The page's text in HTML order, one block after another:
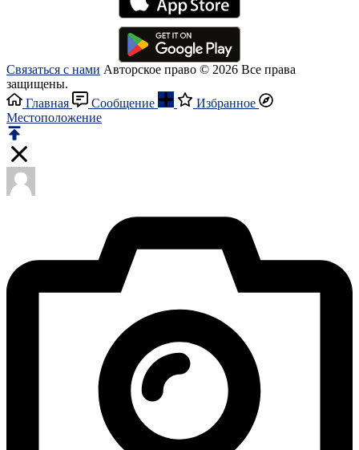
Связаться с нами Авторское право © 2026 Все права
защищены.
Главная
Сообщение
Избранное
Местоположение